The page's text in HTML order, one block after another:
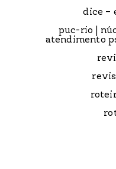
dice –
puc-rio |
atendimento